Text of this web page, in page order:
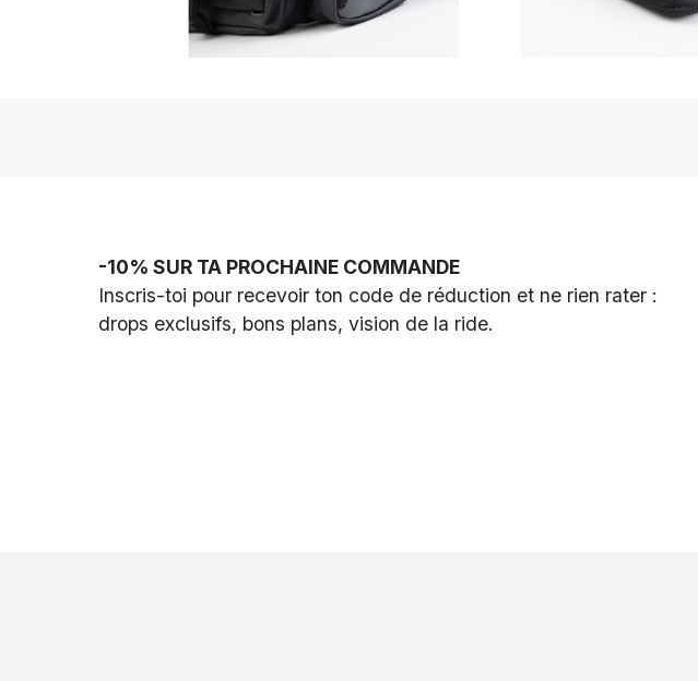
-10% SUR TA PROCHAINE COMMANDE
Inscris-toi pour recevoir ton code de réduction et ne rien rater :
drops exclusifs, bons plans, vision de la ride.